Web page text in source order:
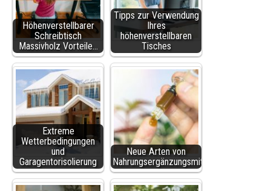
Höhenverstellbarer
Schreibtisch
Massivholz Vorteile…
Tipps zur Verwendung
Ihres
höhenverstellbaren
Tisches
Extreme
Wetterbedingungen
und
Garagentorisolierung
Neue Arten von
Nahrungsergänzungsmitteln